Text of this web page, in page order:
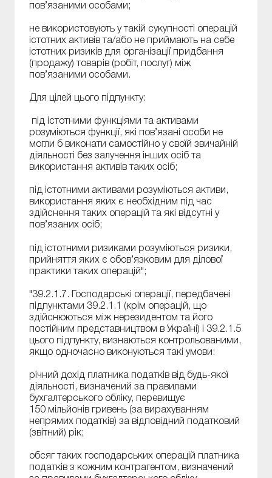
пов’язаними особами;
не використовують у такій сукупності операцій
істотних активів та/або не приймають на себе
істотних ризиків для організації придбання
(продажу) товарів (робіт, послуг) між
пов’язаними особами.
Для цілей цього підпункту:
під істотними функціями та активами
розуміються функції, які пов’язані особи не
могли б виконати самостійно у своїй звичайній
діяльності без залучення інших осіб та
використання активів таких осіб;
під істотними активами розуміються активи,
використання яких є необхідним під час
здійснення таких операцій та які відсутні у
пов’язаних осіб;
під істотними ризиками розуміються ризики,
прийняття яких є обов’язковим для ділової
практики таких операцій";
"39.2.1.7. Господарські операції, передбачені
підпунктами 39.2.1.1 (крім операцій, що
здійснюються між нерезидентом та його
постійним представництвом в Україні) і 39.2.1.5
цього підпункту, визнаються контрольованими,
якщо одночасно виконуються такі умови:
річний дохід платника податків від будь-якої
діяльності, визначений за правилами
бухгалтерського обліку, перевищує
150 мільйонів гривень (за вирахуванням
непрямих податків) за відповідний податковий
(звітний) рік;
обсяг таких господарських операцій платника
податків з кожним контрагентом, визначений